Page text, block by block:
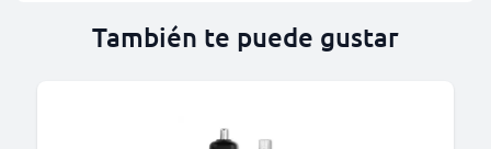
También te puede gustar